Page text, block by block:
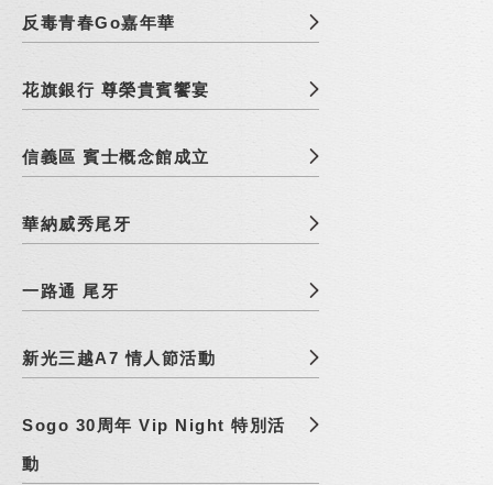
反毒青春Go嘉年華
花旗銀行 尊榮貴賓饗宴
信義區 賓士概念館成立
華納威秀尾牙
一路通 尾牙
新光三越A7 情人節活動
Sogo 30周年 Vip Night 特別活
動